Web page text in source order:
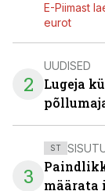
E-Piimast
eurot
2
UUDISED
Lugeja
3
ST
määrata